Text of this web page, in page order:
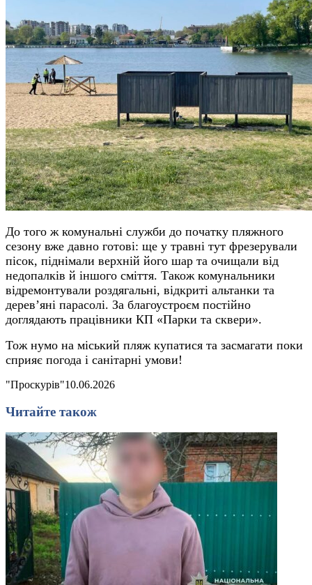
До того ж комунальні служби до початку пляжного
сезону вже давно готові: ще у травні тут фрезерували
пісок, піднімали верхній його шар та очищали від
недопалків й іншого сміття. Також комунальники
відремонтували роздягальні, відкриті альтанки та
дерев’яні парасолі. За благоустроєм постійно
доглядають працівники КП «Парки та сквери».
Тож нумо на міський пляж купатися та засмагати поки
сприяє погода і санітарні умови!
"Проскурів"10.06.2026
Читайте також